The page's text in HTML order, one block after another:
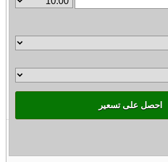
احصل على تسعير